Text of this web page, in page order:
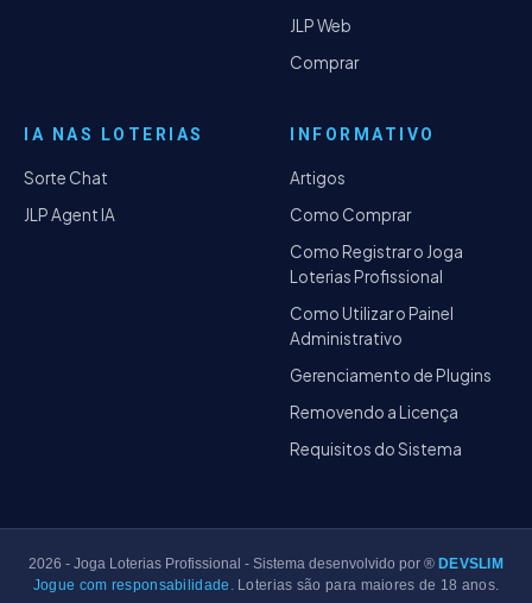
JLP Web
Comprar
IA NAS LOTERIAS
Sorte Chat
JLP Agent IA
INFORMATIVO
Artigos
Como Comprar
Como Registrar o Joga
Loterias Profissional
Como Utilizar o Painel
Administrativo
Gerenciamento de Plugins
Removendo a Licença
Requisitos do Sistema
2026 - Joga Loterias Profissional - Sistema desenvolvido por ® DEVSLIM
Jogue com responsabilidade. Loterias são para maiores de 18 anos.